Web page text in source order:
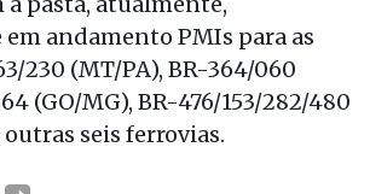
andamento PMIs para as
230 (MT/PA), BR-364/060
(GO/MG), BR-476/153/282/480
outras seis ferrovias.